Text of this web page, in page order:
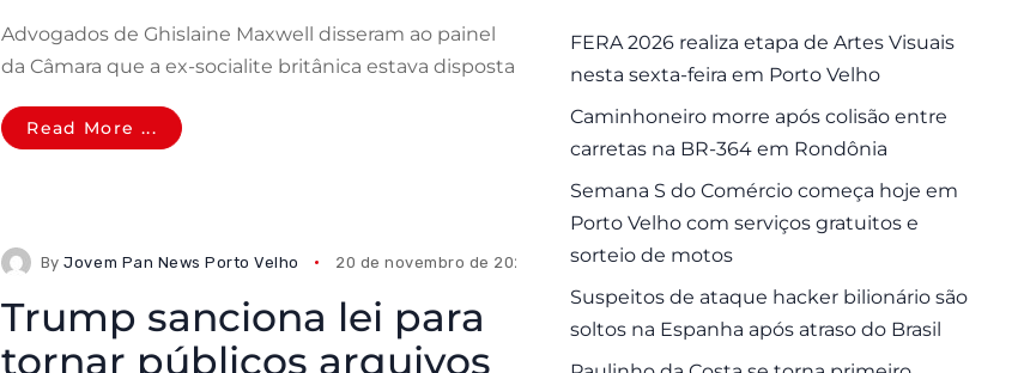
Advogados de Ghislaine Maxwell disseram ao painel
da Câmara que a ex-socialite britânica estava disposta
Read More ...
ByJovem Pan News Porto Velho 20 de novembro de 2025 0 Comments
Trump sanciona lei para
tornar públicos arquivos
FERA 2026 realiza etapa de Artes Visuais
nesta sexta-feira em Porto Velho
Caminhoneiro morre após colisão entre
carretas na BR-364 em Rondônia
Semana S do Comércio começa hoje em
Porto Velho com serviços gratuitos e
sorteio de motos
Suspeitos de ataque hacker bilionário são
soltos na Espanha após atraso do Brasil